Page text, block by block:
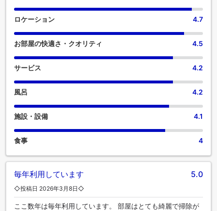
ロケーション 4.7
お部屋の快適さ・クオリティ 4.5
サービス 4.2
風呂 4.2
施設・設備 4.1
食事 4
毎年利用しています 5.0
◇投稿日 2026年3月8日◇
ここ数年は毎年利用しています。 部屋はとても綺麗で掃除が